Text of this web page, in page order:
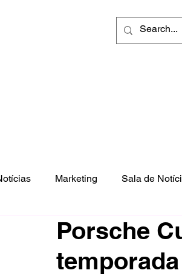
Marketing Sala de
Porsche